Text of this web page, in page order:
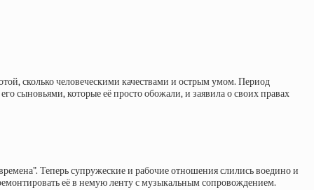
сколько человеческими качествами и острым умом. Период
сыновьями, которые её просто обожали, и заявила о своих правах
Теперь супружеские и рабочие отношения слились воедино и
её в немую ленту с музыкальным сопровождением.